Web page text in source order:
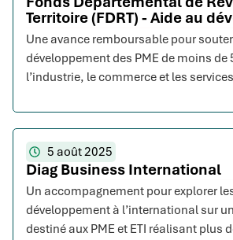
Territoire (FDRT) - Aide au
Une avance remboursable pour
développement des PME de moins de
l’industrie, le commerce et les
5 août 2025
Diag Business International
Un accompagnement pour explorer
développement à l’international sur
destiné aux PME et ETI réalisant plus